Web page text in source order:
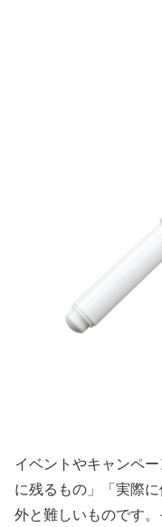
イベントやキャンペ
に残るもの」「実際
外と難しいものです